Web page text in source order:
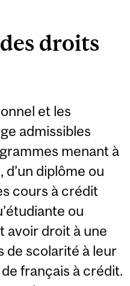
droits
et les
admissibles
menant à
d’un diplôme ou
cours à crédit
ou
avoir droit à une
de scolarité à leur
français à crédit.